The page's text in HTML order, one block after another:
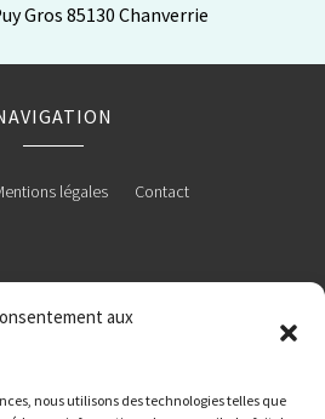
aux
nous utilisons des technologies telles que
Gros 85130 Chanverrie
légales Contact